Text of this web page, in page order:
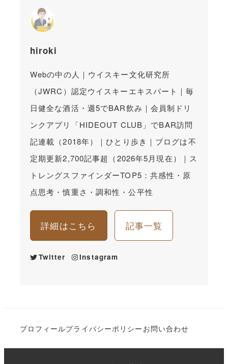
hiroki
Webの中の人｜ウイスキー文化研究所
（JWRC）認定ウイスキーエキスパート｜毎
日健全な酒活・週5でBAR飲み｜会員制ドリ
ンクアプリ「HIDEOUT CLUB」でBAR訪問
記連載（2018年）｜ひとり歩き｜ブログは不
定期更新2,700記事超（2026年5月現在）｜ス
トレングスファインダーTOP5：共感性・原
点思考・慎重さ・調和性・公平性
詳細はこちら 記事一覧
Twitter Instagram
プロフィールプライバシーポリシー お問い合わせ